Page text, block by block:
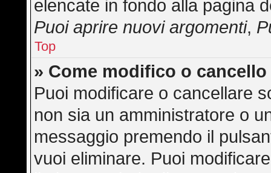
elencate in fondo alla pagina
Puoi aprire nuovi argomenti,
Top
» Come modifico o
Puoi modificare o cancellare
non sia un amministratore o
messaggio premendo il
vuoi eliminare. Puoi